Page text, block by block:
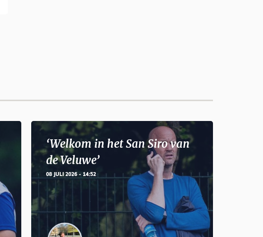
‘Welkom in het San Siro van
de Veluwe’
08 JULI 2026 - 14:52